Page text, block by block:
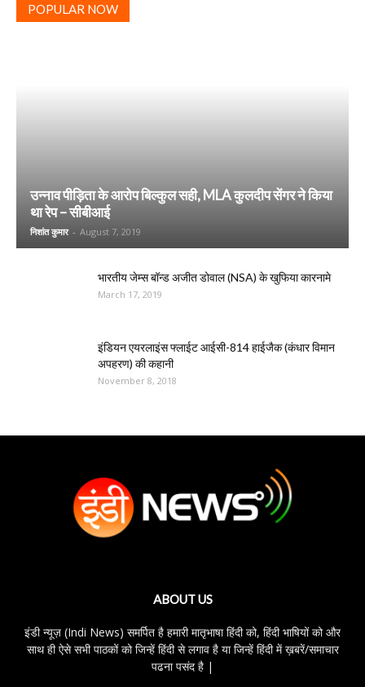
POPULAR NOW
उन्नाव पीड़िता के आरोप बिल्कुल सही, MLA कुलदीप सेंगर ने किया
था रेप – सीबीआई
निशांत कुमार - August 7, 2019
भारतीय जेम्स बॉन्ड अजीत डोवाल (NSA) के खुफिया कारनामे
March 17, 2019
इंडियन एयरलाइंस फ्लाईट आईसी-814 हाईजैक (कंधार विमान
अपहरण) की कहानी
November 8, 2018
ABOUT US
इंडी न्यूज़ (Indi News) समर्पित है हमारी मातृभाषा हिंदी को, हिंदी भाषियों को और
साथ ही ऐसे सभी पाठकों को जिन्हें हिंदी से लगाव है या जिन्हें हिंदी में ख़बरें/समाचार
पढना पसंद है |